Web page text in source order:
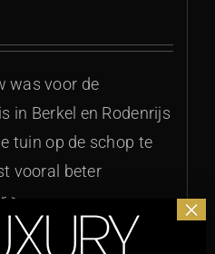
was voor de
in Berkel en Rodenrijs
tuin op de schop te
vooral beter
>